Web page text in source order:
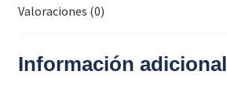
Valoraciones (0)
Información adicional